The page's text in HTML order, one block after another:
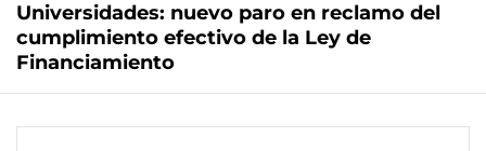
Universidades: nuevo paro en reclamo del
cumplimiento efectivo de la Ley de
Financiamiento